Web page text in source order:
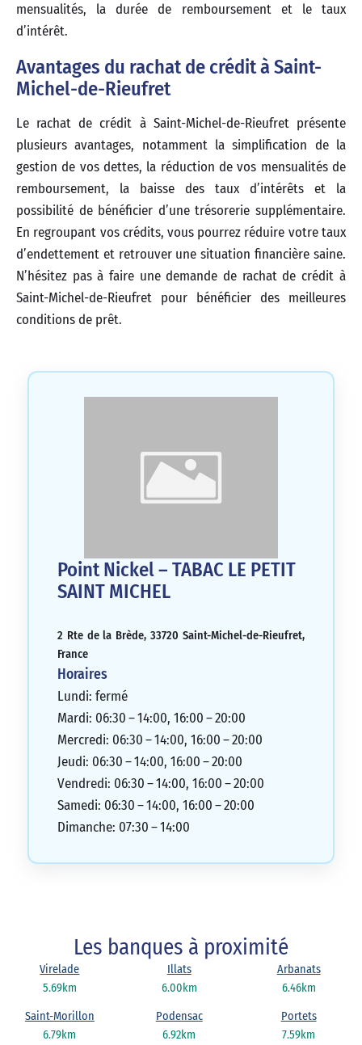
mensualités, la durée de remboursement et le taux
d’intérêt.
Avantages du rachat de crédit à Saint-
Michel-de-Rieufret
Le rachat de crédit à Saint-Michel-de-Rieufret présente
plusieurs avantages, notamment la simplification de la
gestion de vos dettes, la réduction de vos mensualités de
remboursement, la baisse des taux d’intérêts et la
possibilité de bénéficier d’une trésorerie supplémentaire.
En regroupant vos crédits, vous pourrez réduire votre taux
d’endettement et retrouver une situation financière saine.
N’hésitez pas à faire une demande de rachat de crédit à
Saint-Michel-de-Rieufret pour bénéficier des meilleures
conditions de prêt.
Point Nickel – TABAC LE PETIT
SAINT MICHEL
2 Rte de la Brède, 33720 Saint-Michel-de-Rieufret,
France
Horaires
Lundi: fermé
Mardi: 06:30 – 14:00, 16:00 – 20:00
Mercredi: 06:30 – 14:00, 16:00 – 20:00
Jeudi: 06:30 – 14:00, 16:00 – 20:00
Vendredi: 06:30 – 14:00, 16:00 – 20:00
Samedi: 06:30 – 14:00, 16:00 – 20:00
Dimanche: 07:30 – 14:00
Les banques à proximité
5.69km
Virelade
6.00km
Illats
6.46km
Arbanats
6.79km
Saint-Morillon
6.92km
Podensac
7.59km
Portets